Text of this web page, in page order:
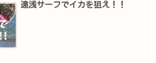
遠浅サーフでイカを狙え！！